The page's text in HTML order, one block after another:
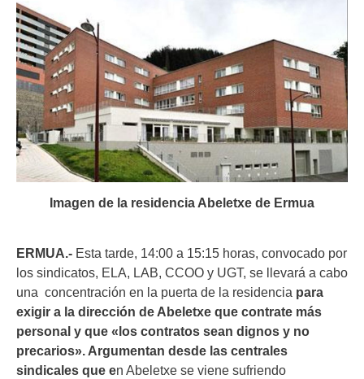
Imagen de la residencia Abeletxe de Ermua
ERMUA.- Esta tarde, 14:00 a 15:15 horas, convocado por
los sindicatos, ELA, LAB, CCOO y UGT, se llevará a cabo
una concentración en la puerta de la residencia para
exigir a la dirección de Abeletxe que contrate más
personal y que «los contratos sean dignos y no
precarios». Argumentan desde las centrales
sindicales que en Abeletxe se viene sufriendo